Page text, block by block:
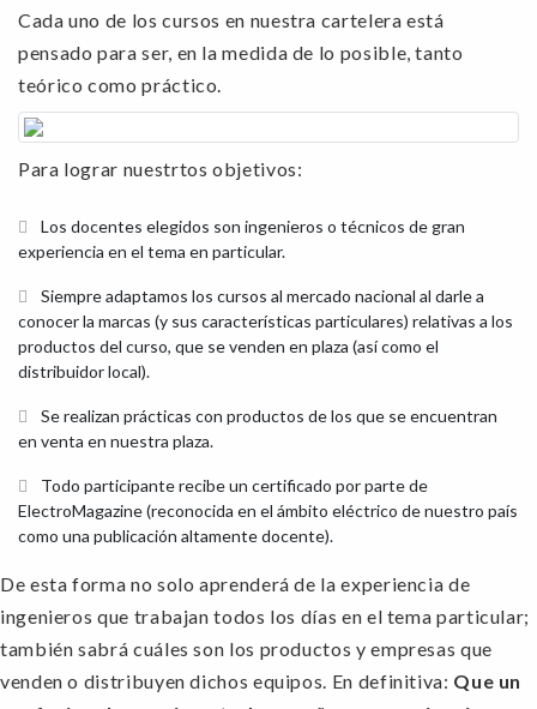
Cada uno de los cursos en nuestra cartelera está
pensado para ser, en la medida de lo posible, tanto
teórico como práctico.
Para lograr nuestrtos objetivos:
Los docentes elegidos son ingenieros o técnicos de gran
experiencia en el tema en particular.
Siempre adaptamos los cursos al mercado nacional al darle a
conocer la marcas (y sus características particulares) relativas a los
productos del curso, que se venden en plaza (así como el
distribuidor local).
Se realizan prácticas con productos de los que se encuentran
en venta en nuestra plaza.
Todo participante recibe un certificado por parte de
ElectroMagazine (reconocida en el ámbito eléctrico de nuestro país
como una publicación altamente docente).
De esta forma no solo aprenderá de la experiencia de
ingenieros que trabajan todos los días en el tema particular;
también sabrá cuáles son los productos y empresas que
venden o distribuyen dichos equipos. En definitiva: Que un